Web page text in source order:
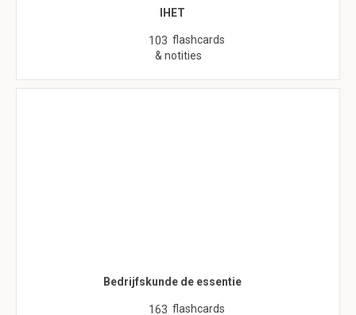
IHET
103 flashcards
& notities
Bedrijfskunde de essentie
163 flashcards